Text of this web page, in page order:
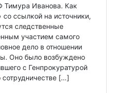
Тимура Иванова. Как
ссылкой на источники,
следственные
участием самого
дело в отношении
Оно было возбуждено
с Генпрокуратурой
сотрудничестве […]